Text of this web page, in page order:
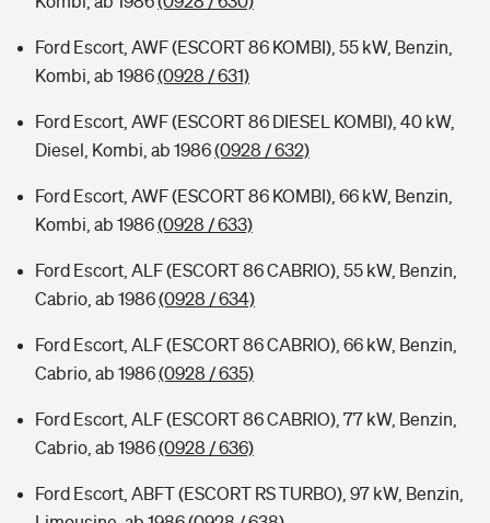
Ford Escort, AWF (ESCORT 86 KOMBI), 55 kW, Benzin,
Kombi, ab 1986(0928 / 631)
Ford Escort, AWF (ESCORT 86 DIESEL KOMBI), 40 kW,
Diesel, Kombi, ab 1986(0928 / 632)
Ford Escort, AWF (ESCORT 86 KOMBI), 66 kW, Benzin,
Kombi, ab 1986(0928 / 633)
Ford Escort, ALF (ESCORT 86 CABRIO), 55 kW, Benzin,
Cabrio, ab 1986(0928 / 634)
Ford Escort, ALF (ESCORT 86 CABRIO), 66 kW, Benzin,
Cabrio, ab 1986(0928 / 635)
Ford Escort, ALF (ESCORT 86 CABRIO), 77 kW, Benzin,
Cabrio, ab 1986(0928 / 636)
Ford Escort, ABFT (ESCORT RS TURBO), 97 kW, Benzin,